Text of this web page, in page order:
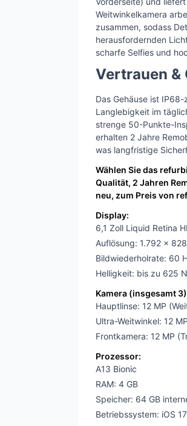
Weitwinkelkamera
zusammen, sodass
herausfordernden
scharfe Selfies und
Vertrauen &
Das Gehäuse ist
Langlebigkeit im
strenge 50-Punkte-
erhalten 2 Jahre
was langfristige
Wählen Sie das
Qualität, 2 Jahren
neu, zum Preis von
Display:
6,1 Zoll Liquid Retina
Auflösung: 1.792 x
Bildwiederholrate: 60
Helligkeit: bis zu 625
Kamera (insgesamt
Hauptlinse: 12 MP
Ultra-Weitwinkel: 12 MP
Frontkamera: 12 MP
Prozessor:
A13 Bionic
RAM: 4 GB
Speicher: 64 GB
Betriebssystem: iOS 17